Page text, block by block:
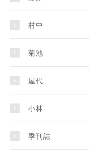
村中
菊池
屋代
小林
季刊誌